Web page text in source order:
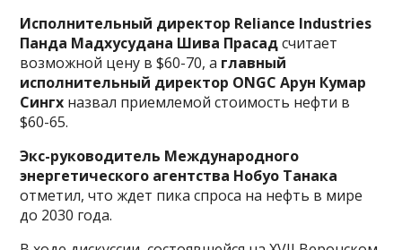
Исполнительный директор Reliance Industries
Панда Мадхусудана Шива Прасадсчитает
возможной цену в $60-70, а главный
исполнительный директор ONGC Арун Кумар
Сингх назвал приемлемой стоимость нефти в
$60-65.
Экс-руководитель Международного
энергетического агентства Нобуо Танака
отметил, что ждет пика спроса на нефть в мире
до 2030 года.